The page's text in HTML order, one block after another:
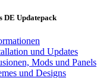
DE Updatepack
und Updates
Mods und Panels
und Designs